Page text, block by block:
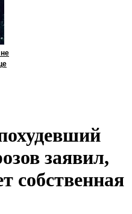
заявил,
собственная